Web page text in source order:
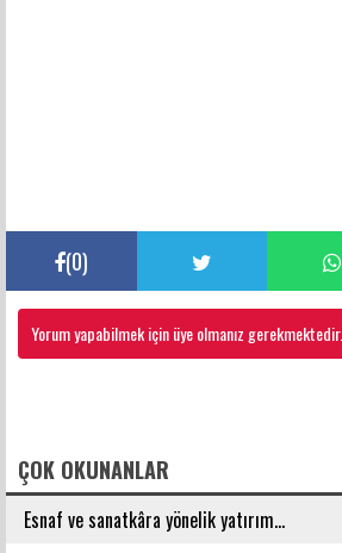
(0)
Yorum yapabilmek için üye olmanız gerekmektedir.
ÇOK OKUNANLAR
Esnaf ve sanatkâra yönelik yatırım...